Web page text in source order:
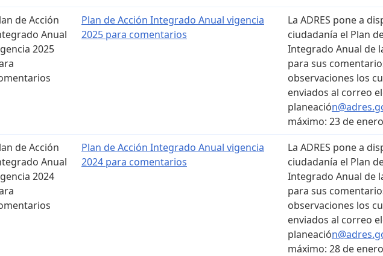
de Acción
Anual
2025
Plan de Acción Integrado Anual vigencia
2025 para comentarios
La ADRES pone a
ciudadanía el Plan
Integrado Anual de
para sus
observaciones los
enviados al correo
planeació
máximo: 23 de
de Acción
Anual
2024
Plan de Acción Integrado Anual vigencia
2024 para comentarios
La ADRES pone a
ciudadanía el Plan
Integrado Anual de
para sus
observaciones los
enviados al correo
planeació
máximo: 28 de